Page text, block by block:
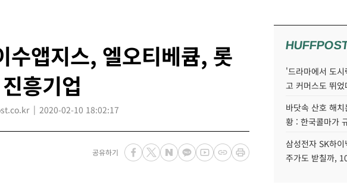
수앱지스, 엘오티베큠, 롯
흥기업
2020-02-10 18:02:17
공유하기
'드라마에서 도
고 커머스도 뛰었
바닷속 산호 해
황 : 한국콜마가
삼성전자 SK하
주가도 받칠까,